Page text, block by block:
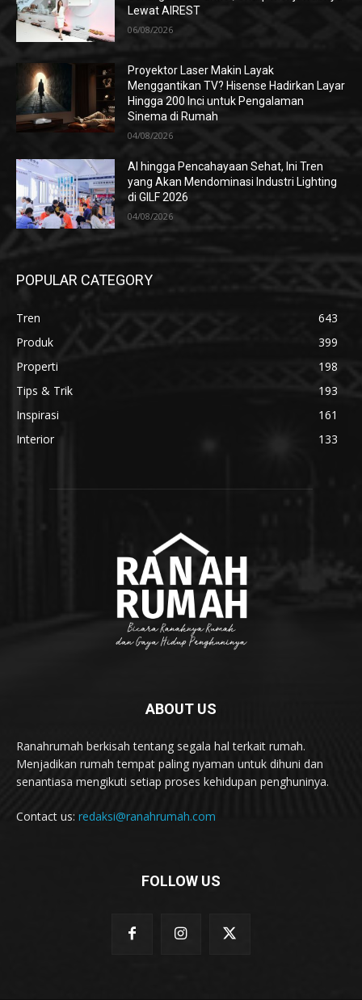
Lewat AIREST
06/08/2026
Proyektor Laser Makin Layak
Menggantikan TV? Hisense Hadirkan Layar
Hingga 200 Inci untuk Pengalaman
Sinema di Rumah
04/08/2026
AI hingga Pencahayaan Sehat, Ini Tren
yang Akan Mendominasi Industri Lighting
di GILF 2026
04/08/2026
POPULAR CATEGORY
Tren
643
Produk
399
Properti
198
Tips & Trik
193
Inspirasi
161
Interior
133
ABOUT US
Ranahrumah berkisah tentang segala hal terkait rumah.
Menjadikan rumah tempat paling nyaman untuk dihuni dan
senantiasa mengikuti setiap proses kehidupan penghuninya.
Contact us: redaksi@ranahrumah.com
FOLLOW US